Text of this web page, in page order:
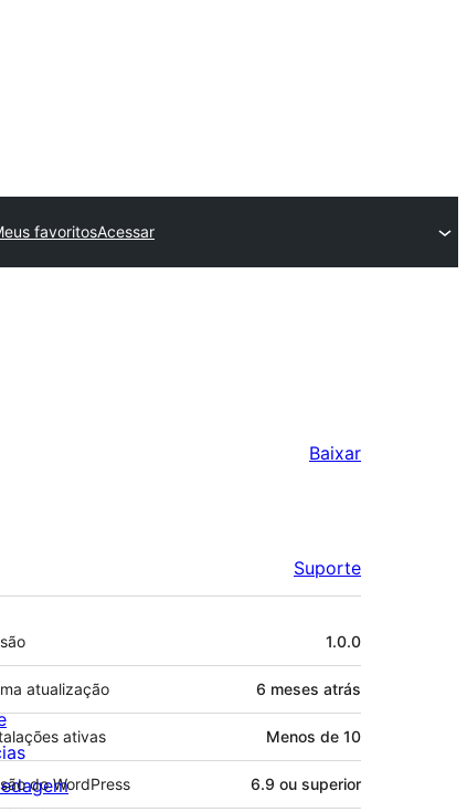
favoritosAcessar
Baixar
Suporte
1.0.0
atualização 6 meses atrás
ativas Menos de 10
do WordPress 6.9 ou superior